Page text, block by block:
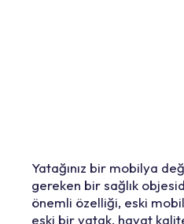
Yatağınız bir mobilya
gereken bir sağlık
önemli özelliği, eski
eski bir yatak, hayat